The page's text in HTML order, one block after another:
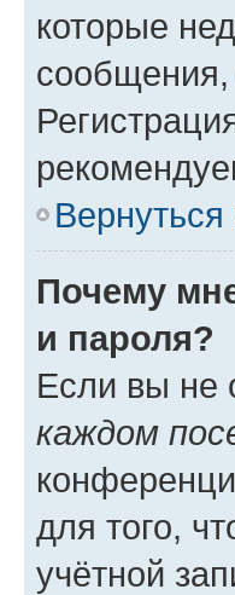
которые
сообщения,
Вернуться
Почему
и пароля?
Если вы не
каждом
для того,
учётной